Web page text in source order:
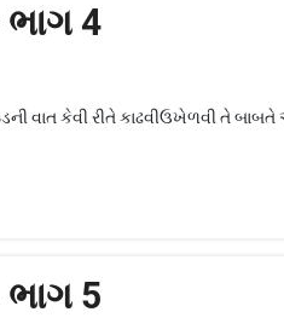
ભાગ 4
વાત કેવી રીતે કાઢવીઉખેળવી તે
5